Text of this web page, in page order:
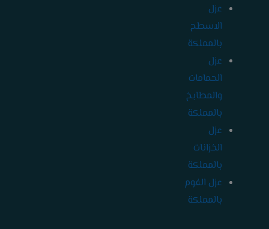
عزل
الاسطح
بالمملكة
عزل
الحمامات
والمطابخ
بالمملكة
عزل
الخزانات
بالمملكة
عزل الفوم
بالمملكة